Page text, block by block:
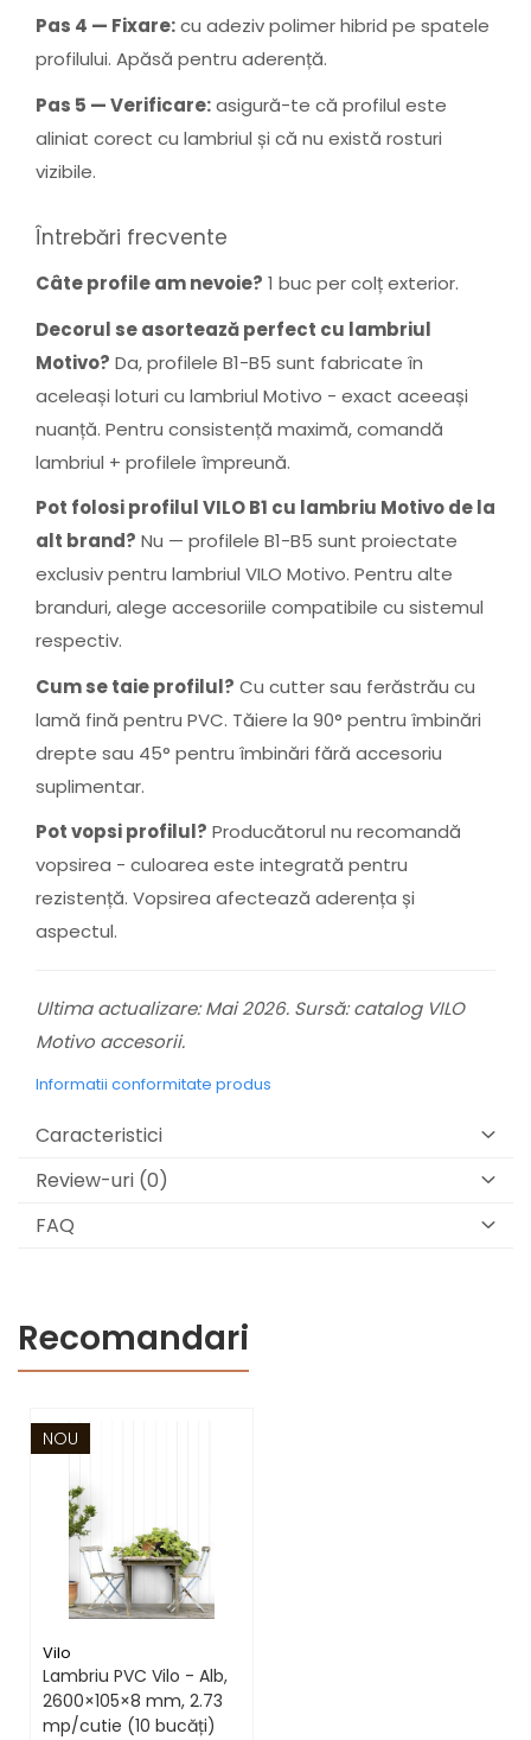
Pas 4 — Fixare:cu adeziv polimer hibrid pe spatele
profilului. Apăsă pentru aderență.
Pas 5 — Verificare:asigură-te că profilul este
aliniat corect cu lambriul și că nu există rosturi
vizibile.
Întrebări frecvente
Câte profile am nevoie? 1 buc per colț exterior.
Decorul se asortează perfect cu lambriul
Motivo? Da, profilele B1-B5 sunt fabricate în
aceleași loturi cu lambriul Motivo - exact aceeași
nuanță. Pentru consistență maximă, comandă
lambriul + profilele împreună.
Pot folosi profilul VILO B1 cu lambriu Motivo de la
alt brand? Nu — profilele B1-B5 sunt proiectate
exclusiv pentru lambriul VILO Motivo. Pentru alte
branduri, alege accesoriile compatibile cu sistemul
respectiv.
Cum se taie profilul? Cu cutter sau ferăstrău cu
lamă fină pentru PVC. Tăiere la 90° pentru îmbinări
drepte sau 45° pentru îmbinări fără accesoriu
suplimentar.
Pot vopsi profilul? Producătorul nu recomandă
vopsirea - culoarea este integrată pentru
rezistență. Vopsirea afectează aderența și
aspectul.
Ultima actualizare: Mai 2026. Sursă: catalog VILO
Motivo accesorii.
Informatii conformitate produs
Caracteristici
Review-uri (0)
FAQ
Recomandari
NOU
Vilo
Lambriu PVC Vilo - Alb,
2600×105×8 mm, 2.73
mp/cutie (10 bucăți)